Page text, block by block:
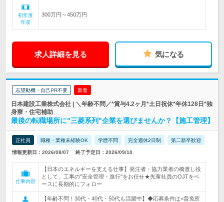
初年度
年収
300万円～450万円
求人詳細を見る 気になる
志望動機・自己PR不要 新着
日本建設工業株式会社 | ＼年齢不問／*賞与4.2ヶ月*土日祝休*年休128日*独
身寮・住宅補助
最後の転職場所に"三菱系列"企業を選びませんか？【施工管理】
正社員 職種・業種未経験OK 学歴不問 完全週休2日制 第二新卒歓迎
情報更新日：2026/08/07 終了予定日：2026/09/10
仕事内容
【日本のエネルギーを支える仕事】発注者・協力業者の橋渡し役
として、工事の"安全管理・進行"をお任せ★先輩社員のOJTをベ
ースに長期的にフォロー
【年齢不問！30代・40代・50代も活躍中】◆応募条件は<普免所